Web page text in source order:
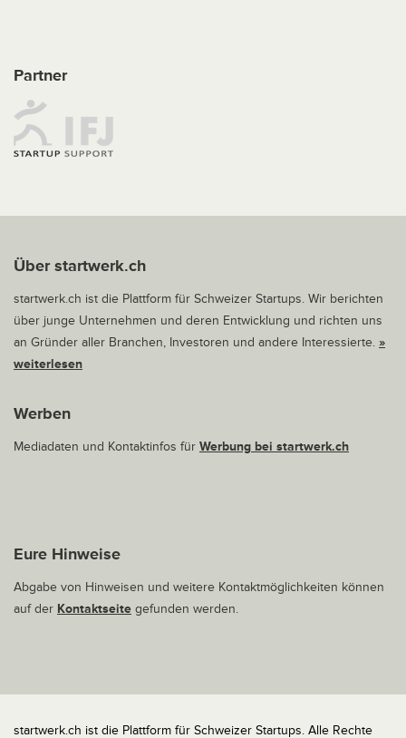
Partner
Über startwerk.ch
startwerk.ch ist die Plattform für Schweizer Startups. Wir berichten
über junge Unternehmen und deren Entwicklung und richten uns
an Gründer aller Branchen, Investoren und andere Interessierte. »
weiterlesen
Werben
Mediadaten und Kontaktinfos für Werbung bei startwerk.ch
Eure Hinweise
Abgabe von Hinweisen und weitere Kontaktmöglichkeiten können
auf der Kontaktseite gefunden werden.
startwerk.ch ist die Plattform für Schweizer Startups. Alle Rechte